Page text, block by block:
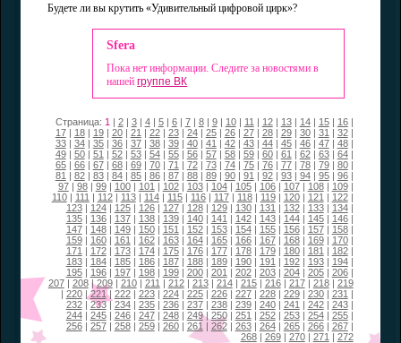
Будете ли вы крутить «Удивительный цифровой цирк»?
Sfera
Пока нет информации. Следите за новостями в
нашейгруппе ВК
Страница: 1 | 2| 3| 4| 5| 6| 7| 8| 9| 10| 11 | 12| 13| 14| 15| 16|
17| 18| 19| 20| 21 | 22| 23| 24| 25| 26| 27| 28| 29| 30| 31 | 32|
33| 34| 35| 36| 37| 38| 39| 40| 41 | 42| 43| 44| 45| 46| 47| 48|
49| 50| 51 | 52| 53| 54| 55| 56| 57| 58| 59| 60| 61 | 62| 63| 64|
65| 66| 67| 68| 69| 70| 71 | 72| 73| 74| 75| 76| 77| 78| 79| 80|
81 | 82| 83| 84| 85| 86| 87| 88| 89| 90| 91 | 92| 93| 94| 95| 96|
97| 98| 99| 100| 101 | 102| 103| 104| 105| 106| 107| 108| 109|
110| 111 | 112| 113| 114| 115| 116| 117| 118| 119| 120| 121 | 122|
123| 124| 125| 126| 127| 128| 129| 130| 131 | 132| 133| 134|
135| 136| 137| 138| 139| 140| 141 | 142| 143| 144| 145| 146|
147| 148| 149| 150| 151 | 152| 153| 154| 155| 156| 157| 158|
159| 160| 161 | 162| 163| 164| 165| 166| 167| 168| 169| 170|
171 | 172| 173| 174| 175| 176| 177| 178| 179| 180| 181 | 182|
183| 184| 185| 186| 187| 188| 189| 190| 191 | 192| 193| 194|
195| 196| 197| 198| 199| 200| 201 | 202| 203| 204| 205| 206|
207| 208|209| 210| 211 | 212| 213| 214| 215| 216| 217| 218| 219
| 220|221 | 222| 223| 224| 225| 226| 227| 228| 229| 230| 231 |
232| 233|234| 235| 236| 237| 238| 239| 240| 241 | 242| 243|
244| 245| 246| 247| 248| 249| 250| 251 | 252| 253| 254| 255|
256| 257| 258| 259| 260| 261 | 262| 263| 264| 265| 266| 267|
268| 269| 270| 271 | 272